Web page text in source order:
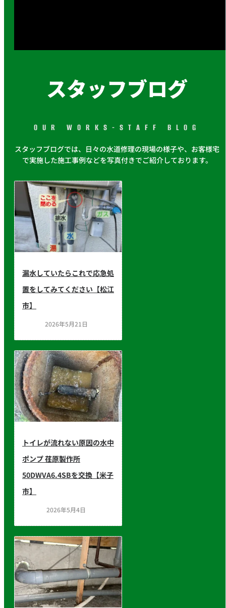
スタッフブログ
OUR WORKS-STAFF BLOG
スタッフブログでは、日々の水道修理の現場の様子や、お客様宅
で実施した施工事例などを写真付きでご紹介しております。
漏水していたらこれで応急処
置をしてみてください【松江
市】
2026年5月21日
トイレが流れない原因の水中
ポンプ 荏原製作所
50DWVA6.4SBを交換【米子
市】
2026年5月4日